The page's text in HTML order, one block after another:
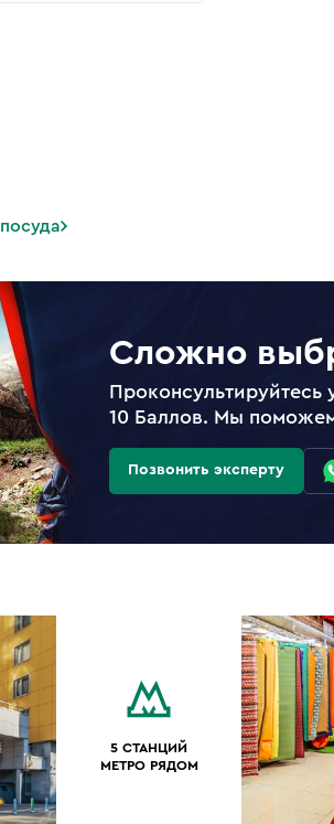
Сложно
Проконсультируйтесь
10 Баллов. Мы
Позвонить эксперту
5 СТАНЦИЙ
МЕТРО РЯДОМ